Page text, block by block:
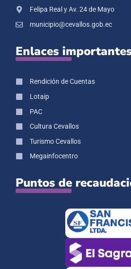
Felipa Real y Av. 24 de Mayo
municipio@cevallos.gob.ec
Enlaces
Rendición de Cuentas
Lotaip
PAC
Cultura Cevallos
Turismo Cevallos
Megainfocentro
Puntos de